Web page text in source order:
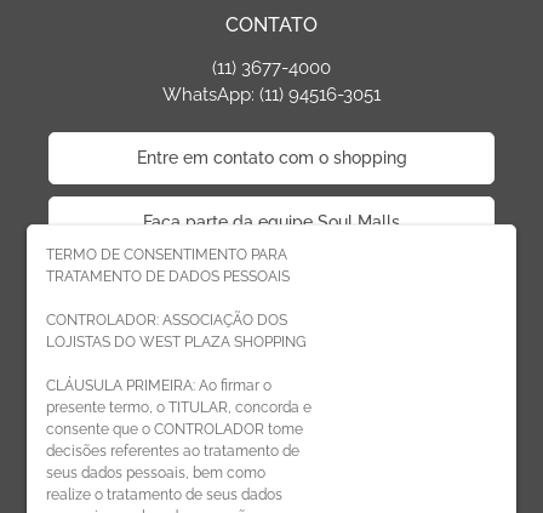
TERMO DE CONSENTIMENTO PARA
TRATAMENTO DE DADOS PESSOAIS
CONTROLADOR: ASSOCIAÇÃO DOS
LOJISTAS DO WEST PLAZA SHOPPING
CLÁUSULA PRIMEIRA: Ao firmar o
presente termo, o TITULAR, concorda e
consente que o CONTROLADOR tome
decisões referentes ao tratamento de
seus dados pessoais, bem como
realize o tratamento de seus dados
CONTATO
(11) 3677-4000
WhatsApp: (11) 94516-3051
Entre em contato com o shopping
Faça parte da equipe Soul Malls
Faça parte da equipe West Plaza
Politica de privacidade
Código de Ética de Parceiros